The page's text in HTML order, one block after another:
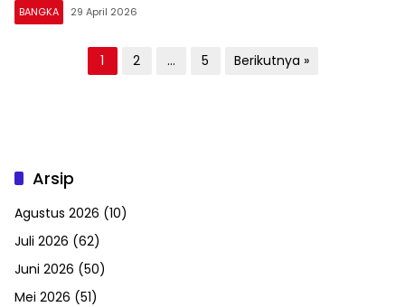
BANGKA 29 April 2026
1 2 … 5 Berikutnya »
Arsip
Agustus 2026 (10)
Juli 2026 (62)
Juni 2026 (50)
Mei 2026 (51)